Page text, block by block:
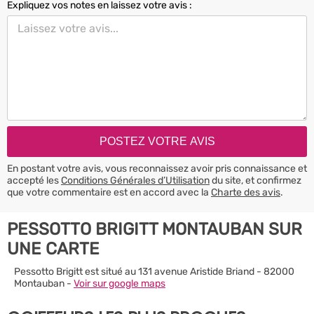
Expliquez vos notes en laissez votre avis :
En postant votre avis, vous reconnaissez avoir pris connaissance et
accepté lesConditions Générales d’Utilisationdu site, et confirmez
que votre commentaire est en accord avec la Charte des avis.
PESSOTTO BRIGITT MONTAUBAN SUR
UNE CARTE
Pessotto Brigitt est situé au 131 avenue Aristide Briand - 82000
Montauban - Voir sur google maps